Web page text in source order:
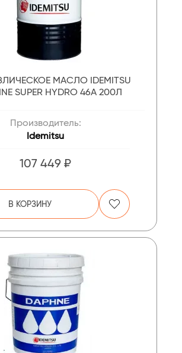
МАСЛО IDEMITSU
SUPER HYDRO 46A 200Л
Производитель:
Idemitsu
107 449 ₽
В КОРЗИНУ